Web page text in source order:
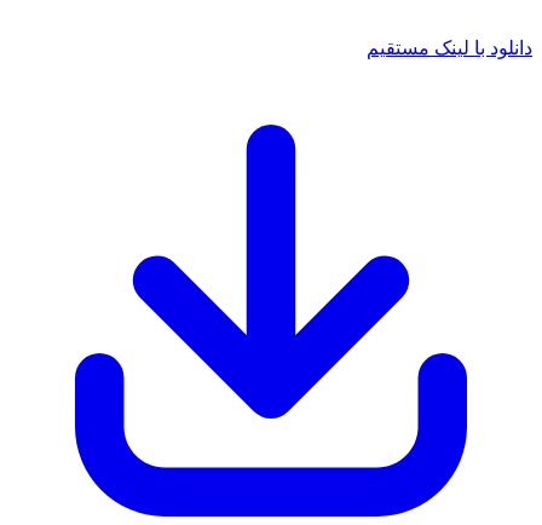
با لینک مستقیم